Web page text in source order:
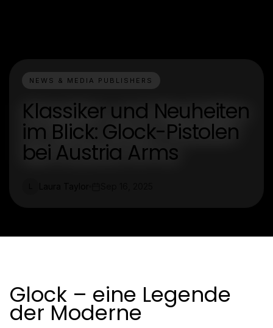
NEWS & MEDIA PUBLISHERS
Klassiker und Neuheiten
im Blick: Glock-Pistolen
bei Austria Arms
Glock – eine Legende
der Moderne